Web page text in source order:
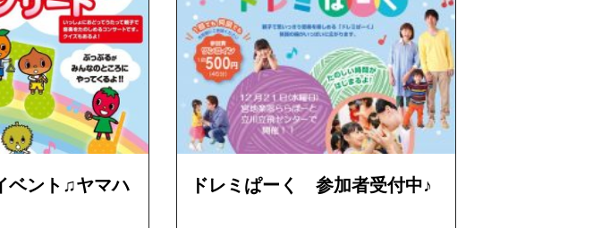
ベント♫ヤマハ
ドレミぱーく 参加者受付中♪